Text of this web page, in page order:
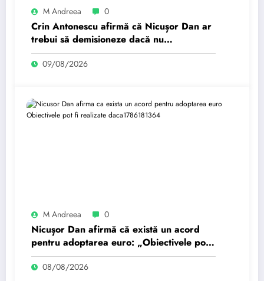
M Andreea 0
Crin Antonescu afirmă că Nicușor Dan ar
trebui să demisioneze dacă nu
gestionează criza politică.
09/08/2026
M Andreea 0
Nicușor Dan afirmă că există un acord
pentru adoptarea euro: „Obiectivele pot
fi realizate dacă…
08/08/2026